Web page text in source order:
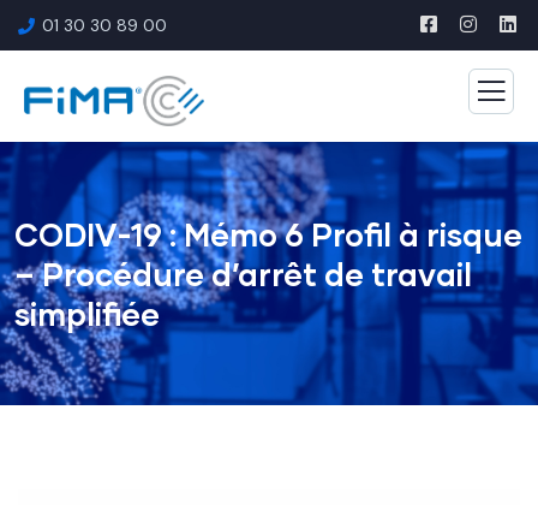
01 30 30 89 00
CODIV-19 : Mémo 6 Profil à risque
– Procédure d’arrêt de travail
simplifiée